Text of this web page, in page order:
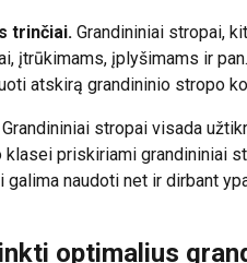
trinčiai. Grandininiai stropai,
įtrūkimams, įplyšimams ir
atskirą grandininio stropo
Grandininiai stropai visada
klasei priskiriami grandininiai
galima naudoti net ir dirbant
optimalius